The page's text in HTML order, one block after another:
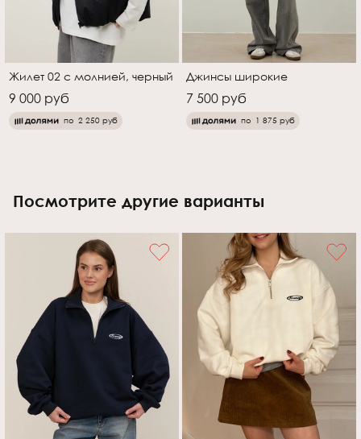
Жилет 02 с молнией, черный
9 000 руб
по 2 250 руб
Джинсы широкие
7 500 руб
по 1 875 руб
Посмотрите другие варианты